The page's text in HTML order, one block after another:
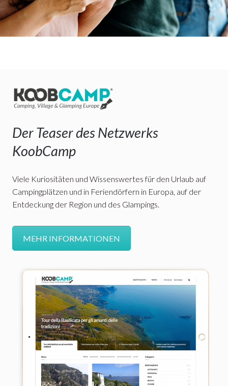
Der Teaser des Netzwerks
KoobCamp
Viele Kuriositäten und Wissenswertes für den Urlaub auf
Campingplätzen und in Feriendörfern in Europa, auf der
Entdeckung der Region und des Glampings.
MEHR INFORMATIONEN